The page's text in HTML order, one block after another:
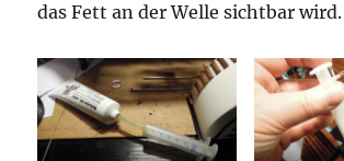
das Fett an der Welle sichtbar wird.